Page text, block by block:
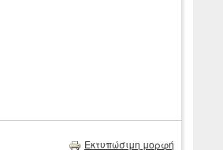
Εκτυπώσιμη μορφή